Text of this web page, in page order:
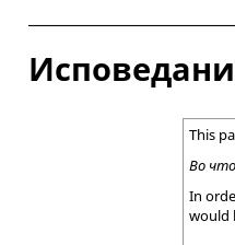
This
Во
In
would